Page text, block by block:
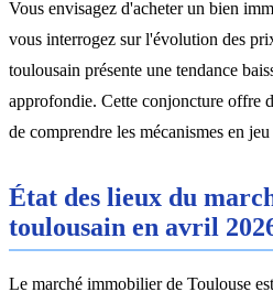
Vous envisagez d'acheter un bien
vous interrogez sur l'évolution des
toulousain présente une tendance
approfondie. Cette conjoncture offre
de comprendre les mécanismes en
État des lieux du
toulousain en avril
Le marché immobilier de Toulouse